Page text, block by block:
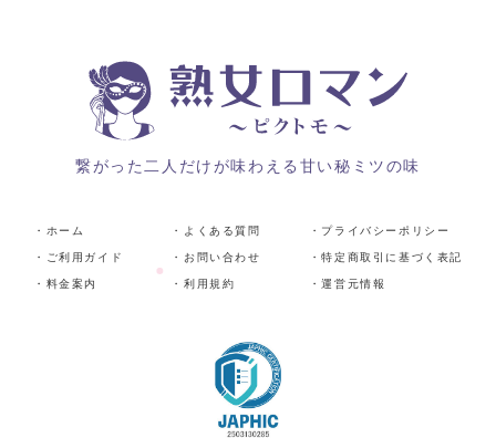
繋がった二人だけが味わえる甘い秘ミツの味
・ホーム
・ご利用ガイド
・料金案内
・よくある質問
・お問い合わせ
・利用規約
・プライバシーポリシー
・特定商取引に基づく表記
・運営元情報